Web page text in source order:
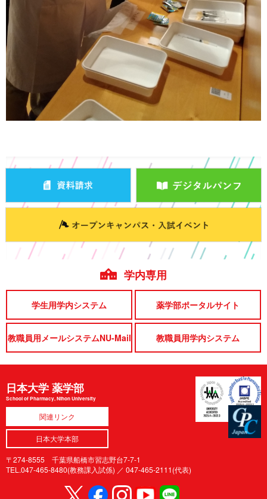
学内専用
学生用学内システム 薬学部ポータルサイト
教職員用メールシステムNU-Mail 教職員用学内システム
日本大学 薬学部
School of Pharmacy, Nihon University
関連リンク
日本大学本部
〒274-8555 千葉県船橋市習志野台7-7-1
TEL.047-465-8480(教務課入試係) ／ 047-465-2111(代表)